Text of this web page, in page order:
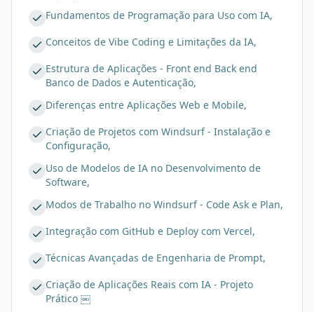
Fundamentos de Programação para Uso com IA,
Conceitos de Vibe Coding e Limitações da IA,
Estrutura de Aplicações - Front end Back end
Banco de Dados e Autenticação,
Diferenças entre Aplicações Web e Mobile,
Criação de Projetos com Windsurf - Instalação e
Configuração,
Uso de Modelos de IA no Desenvolvimento de
Software,
Modos de Trabalho no Windsurf - Code Ask e Plan,
Integração com GitHub e Deploy com Vercel,
Técnicas Avançadas de Engenharia de Prompt,
Criação de Aplicações Reais com IA - Projeto
Prático ￼